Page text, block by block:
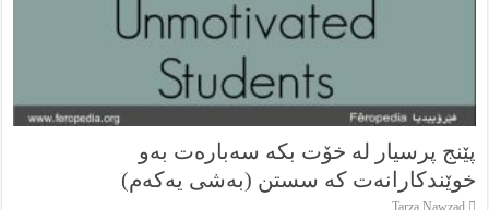
پێنج پرسيار له‌ خۆت بكه‌ سه‌باره‌ت به‌و
خوێندكارانه‌ت كه‌ سستن (به‌شى يه‌كه‌م)
Tarza Nawzad